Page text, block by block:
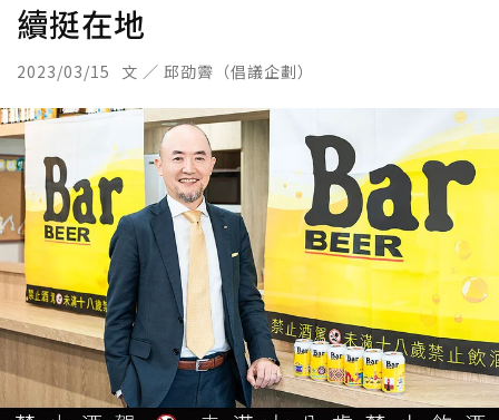
續挺在地
2023/03/15 文 ／ 邱劭霽（倡議企劃）